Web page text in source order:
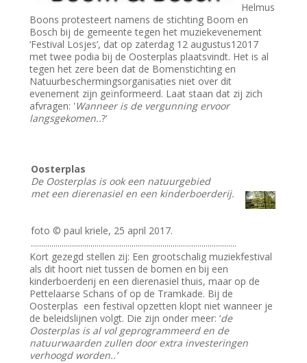
Helmus
Boons protesteert namens de stichting Boom en
Bosch bij de gemeente tegen het muziekevenement
‘Festival Losjes’, dat op zaterdag 12 augustus12017
met twee podia bij de Oosterplas plaatsvindt. Het is al
tegen het zere been dat de Bomenstichting en
Natuurbeschermingsorganisaties niet over dit
evenement zijn geïnformeerd. Laat staan dat zij zich
afvragen: 'Wanneer is de vergunning ervoor
langsgekomen..?'
Oosterplas
De Oosterplas is ook een natuurgebied
met een dierenasiel en een kinderboerderij.
foto © paul kriele, 25 april 2017.
....................................................................................................
Kort gezegd stellen zij: Een grootschalig muziekfestival
als dit hoort niet tussen de bomen en bij een
kinderboerderij en een dierenasiel thuis, maar op de
Pettelaarse Schans of op de Tramkade. Bij de
Oosterplas een festival opzetten klopt niet wanneer je
de beleidslijnen volgt. Die zijn onder meer: ‘de
Oosterplas is al vol geprogrammeerd en de
natuurwaarden zullen door extra investeringen
verhoogd worden..’